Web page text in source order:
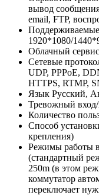
вывод
email, FTP,
1920*1080/
Облачный сервис
Сетевые
UDP, PPPoE,
HTTPS, RTMP,
Язык Русский,
Тревожный
Количество
Способ
крепления)
Режимы работы
(стандартный
250m (в этом
коммутатор
переключает